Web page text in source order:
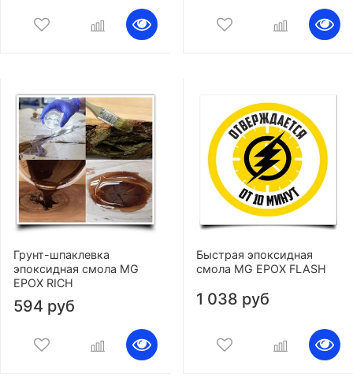
Грунт-шпаклевка
эпоксидная смола MG
EPOX RICH
594 руб
Быстрая эпоксидная
смола MG EPOX FLASH
1 038 руб